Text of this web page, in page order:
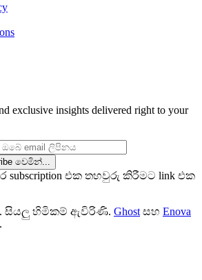
exclusive insights delivered right to your
වෙමින්...
subscription එක තහවුරු කිරීමට link එක
සියලු හිමිකම් ඇවිරිණි. Ghost සහ Enova